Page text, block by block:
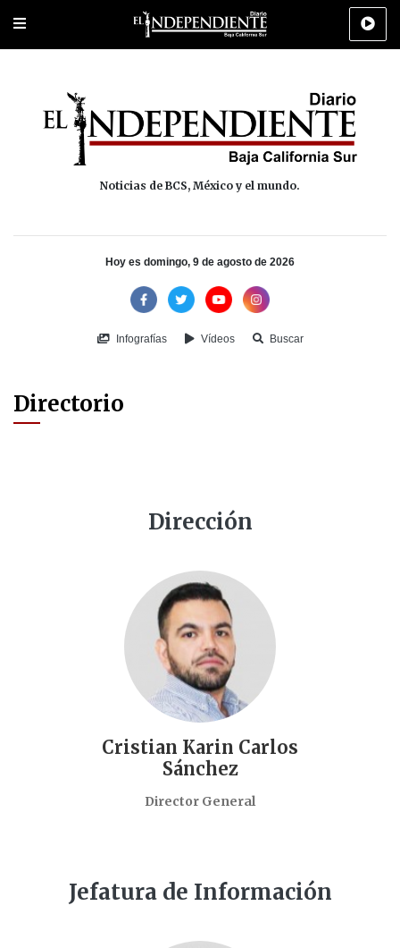
Portada Los Cabos Policiaca Deportes Cultura
Noticias de BCS, México y el mundo.
Hoy es domingo, 9 de agosto de 2026
Infografías Vídeos Buscar
Directorio
Dirección
Cristian Karin Carlos
Sánchez
Director General
Jefatura de Información